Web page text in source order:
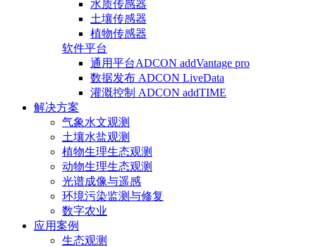
水质传感器
土壤传感器
植物传感器
软件平台
通用平台ADCON addVantage pro
数据发布 ADCON LiveData
灌溉控制 ADCON addTIME
解决方案
气象水文观测
土壤水盐观测
植物生理生态观测
动物生理生态观测
光谱成像与遥感
环境污染监测与修复
数字农业
应用案例
生态观测